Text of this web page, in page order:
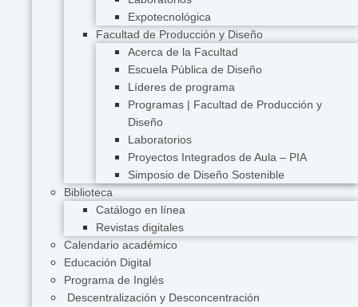
Expotecnológica
Facultad de Producción y Diseño
Acerca de la Facultad
Escuela Pública de Diseño
Líderes de programa
Programas | Facultad de Producción y
Diseño
Laboratorios
Proyectos Integrados de Aula – PIA
Simposio de Diseño Sostenible
Biblioteca
Catálogo en línea
Revistas digitales
Calendario académico
Educación Digital
Programa de Inglés
Descentralización y Desconcentración